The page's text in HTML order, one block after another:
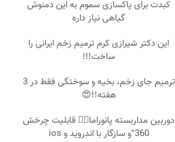
کبدت برای پاکسازی سموم به این دمنوش
گیاهی نیاز داره
این دکتر شیرازی کرم ترمیم زخم ایرانی را
ساخت!!!
ترمیم جای زخم، بخیه و سوختگی فقط در 3
هفته!!😍
دوربین مداربسته پانوراما👈🏻 قابلیت چرخش
360°و سازگار با اندروید و ios